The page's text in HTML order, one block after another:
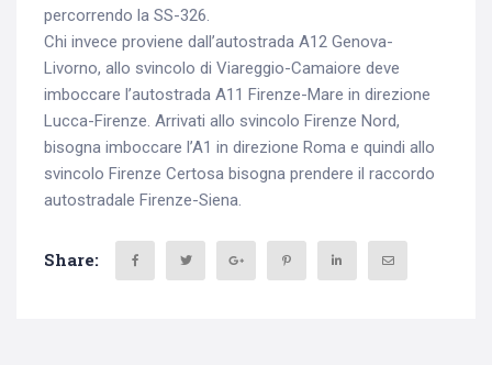
percorrendo la SS-326.
Chi invece proviene dall’autostrada A12 Genova-
Livorno, allo svincolo di Viareggio-Camaiore deve
imboccare l’autostrada A11 Firenze-Mare in direzione
Lucca-Firenze. Arrivati allo svincolo Firenze Nord,
bisogna imboccare l’A1 in direzione Roma e quindi allo
svincolo Firenze Certosa bisogna prendere il raccordo
autostradale Firenze-Siena.
Share: